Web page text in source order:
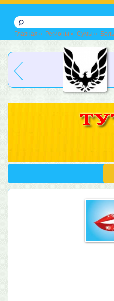
Главная » Регионы » Cумы »